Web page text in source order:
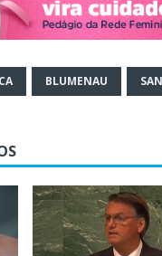
BLUMENAU